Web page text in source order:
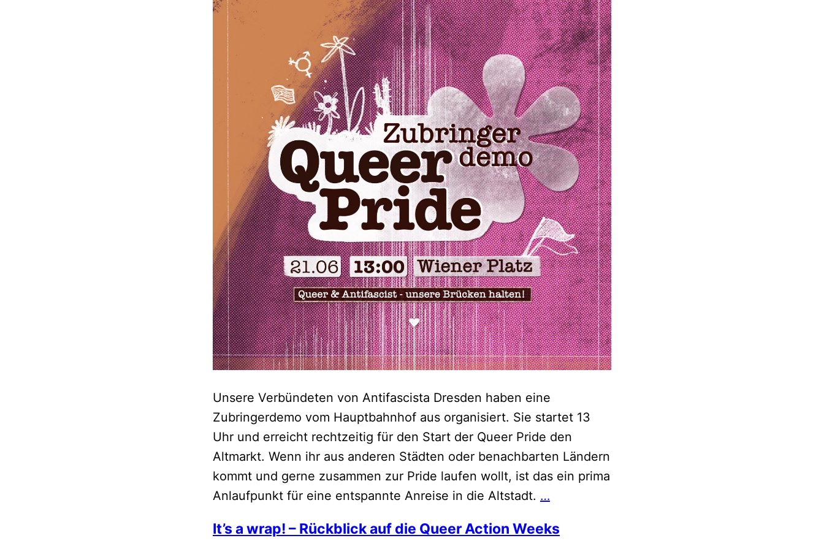
Unsere Verbündeten von Antifascista Dresden haben eine
Zubringerdemo vom Hauptbahnhof aus organisiert. Sie startet 13
Uhr und erreicht rechtzeitig für den Start der Queer Pride den
Altmarkt. Wenn ihr aus anderen Städten oder benachbarten Ländern
kommt und gerne zusammen zur Pride laufen wollt, ist das ein prima
Anlaufpunkt für eine entspannte Anreise in die Altstadt. …
HBF
It’s a wrap! – Rückblick auf die Queer Action Weeks